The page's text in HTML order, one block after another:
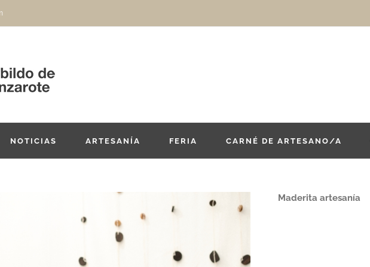
NOTICIAS ARTESANÍA FERIA CARNÉ DE ARTESANO/A
Maderita artesanía